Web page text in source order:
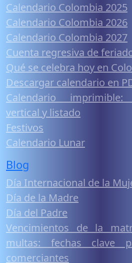
Calendario Colombia 2025
Calendario Colombia 2026
Calendario Colombia 2027
Cuenta regresiva de
Qué se celebra hoy en
Descargar calendario en
Calendario
vertical y listado
Festivos
Calendario Lunar
Blog
Día Internacional de la
Día de la Madre
Día del Padre
Vencimientos de la
multas: fechas clave
comerciantes